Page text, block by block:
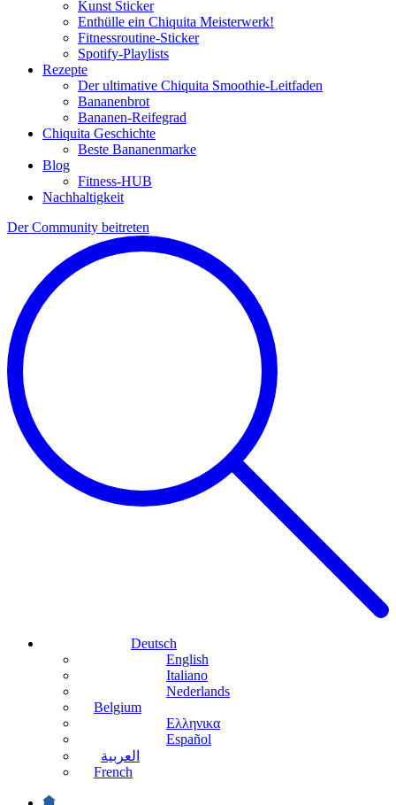
Kunst Sticker
Enthülle ein Chiquita Meisterwerk!
Fitnessroutine-Sticker
Spotify-Playlists
Rezepte
Der ultimative Chiquita Smoothie-Leitfaden
Bananenbrot
Bananen-Reifegrad
Chiquita Geschichte
Beste Bananenmarke
Blog
Fitness-HUB
Nachhaltigkeit
Der Community beitreten
Deutsch
English
Italiano
Nederlands
Belgium
Ελληνικα
Español
العربية
French